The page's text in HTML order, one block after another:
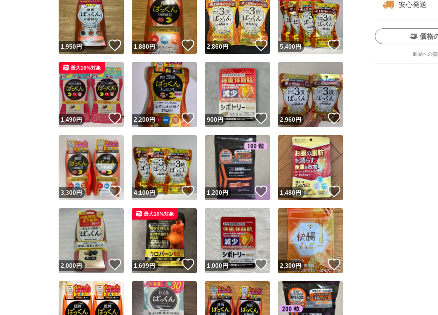
安心発送
ユーザーの実績について
Yahoo!フリマが定めた一定の基準を満たしたユーザーにバッジを付与していま
安心取引出品者
価格
商品への
この商品の情報をコピーします
1,950円 いいね！
1,880円 いいね！
2,860円 いいね！
5,400円
1,490円 いいね！
最大10%対象
2,200円 いいね！
900円 いいね！
2,960円
3,300円 いいね！
4,100円 いいね！
1,200円 いいね！
1,480円 いいね！
2,000円 いいね！
1,699円 いいね！
最大10%対象
1,000円 いいね！
2,300円 いいね！